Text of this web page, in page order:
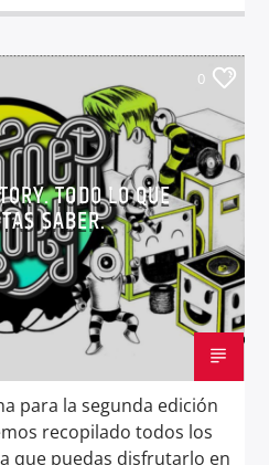
0
TODO LO QUE
SABER.
para la segunda edición
recopilado todos los
que puedas disfrutarlo en